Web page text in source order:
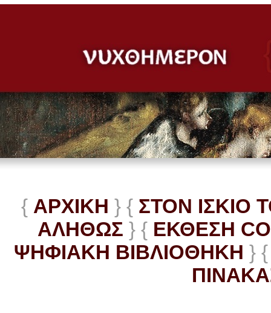
{ ΑΡΧΙΚΗ } { ΣΤΟΝ ΙΣΚΙΟ
ΑΛΗΘΩΣ } { ΕΚΘΕΣΗ
ΨΗΦΙΑΚΗ ΒΙΒΛΙΟΘΗΚΗ } {